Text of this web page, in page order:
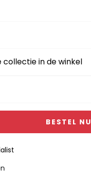
collectie in de winkel
BESTEL NU